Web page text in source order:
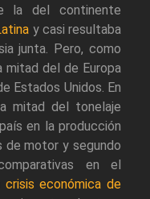
la del continente
y casi resultaba
junta. Pero, como
mitad del de Europa
Estados Unidos. En
mitad del tonelaje
en la producción
de motor y segundo
en el
crisis económica de